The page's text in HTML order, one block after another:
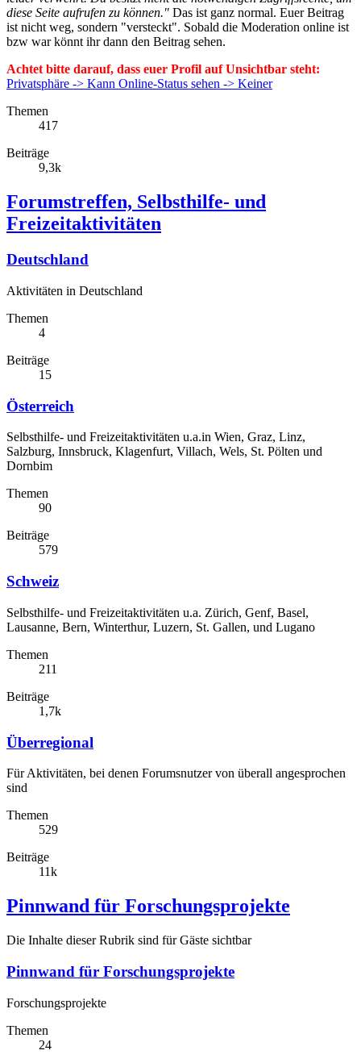
diese Seite aufrufen zu können." Das ist ganz normal. Euer Beitrag
ist nicht weg, sondern "versteckt". Sobald die Moderation online ist
bzw war könnt ihr dann den Beitrag sehen.
Achtet bitte darauf, dass euer Profil auf Unsichtbar steht:
Privatsphäre -> Kann Online-Status sehen -> Keiner
Themen
417
Beiträge
9,3k
Forumstreffen, Selbsthilfe- und
Freizeitaktivitäten
Deutschland
Aktivitäten in Deutschland
Themen
4
Beiträge
15
Österreich
Selbsthilfe- und Freizeitaktivitäten u.a.in Wien, Graz, Linz,
Salzburg, Innsbruck, Klagenfurt, Villach, Wels, St. Pölten und
Dornbim
Themen
90
Beiträge
579
Schweiz
Selbsthilfe- und Freizeitaktivitäten u.a. Zürich, Genf, Basel,
Lausanne, Bern, Winterthur, Luzern, St. Gallen, und Lugano
Themen
211
Beiträge
1,7k
Überregional
Für Aktivitäten, bei denen Forumsnutzer von überall angesprochen
sind
Themen
529
Beiträge
11k
Pinnwand für Forschungsprojekte
Die Inhalte dieser Rubrik sind für Gäste sichtbar
Pinnwand für Forschungsprojekte
Forschungsprojekte
Themen
24